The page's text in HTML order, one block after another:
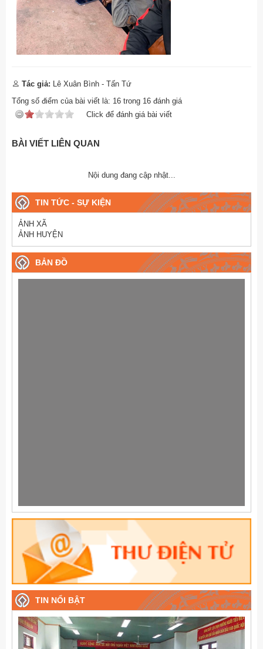
Tác giả: Lê Xuân Bình - Tấn Tứ
Tổng số điểm của bài viết là: 16 trong 16 đánh giá
Click để đánh giá bài viết
BÀI VIẾT LIÊN QUAN
Nội dung đang cập nhật...
TIN TỨC - SỰ KIỆN
ẢNH XÃ
ẢNH HUYỆN
BẢN ĐỒ
TIN NỔI BẬT